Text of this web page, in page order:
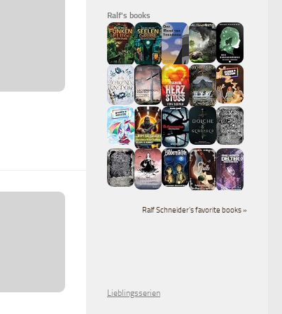
Ralf's books
Ralf Schneider's favorite books »
Lieblingsserien